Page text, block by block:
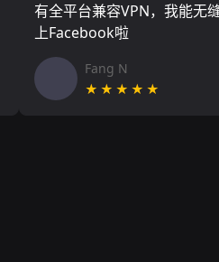
有全平台兼容VPN，我能无
上Facebook啦
Fang N
★★★★★